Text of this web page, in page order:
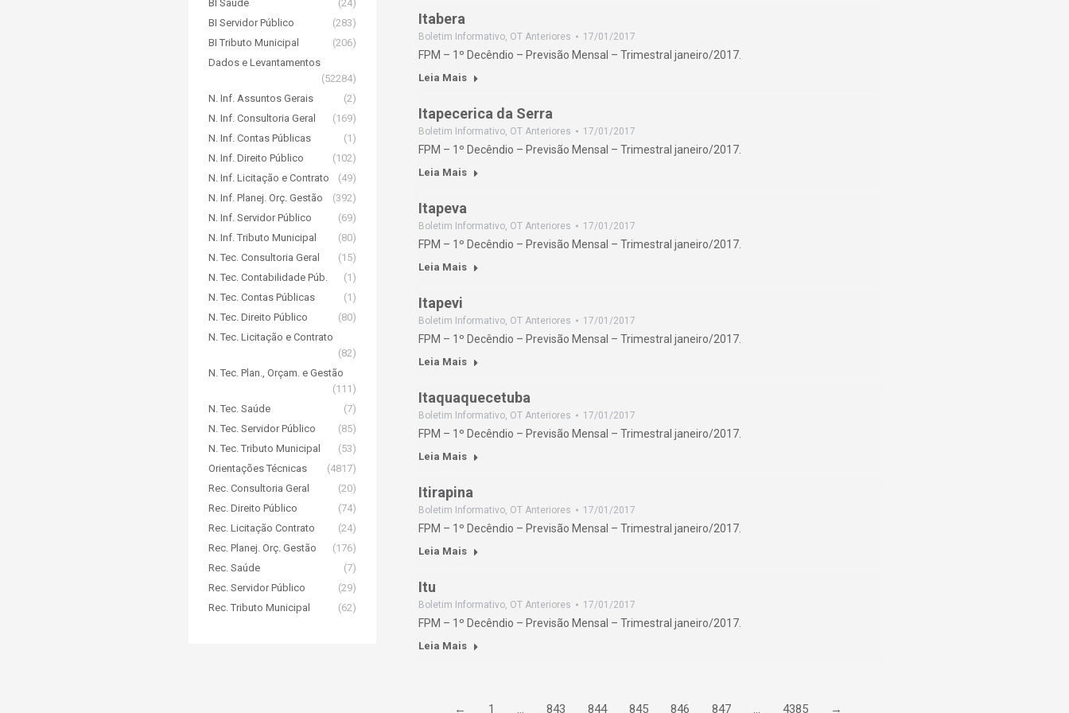
Itabera
Boletim Informativo, OT Anteriores 17/01/2017
FPM – 1º Decêndio – Previsão Mensal – Trimestral janeiro/2017.
Leia Mais
Itapecerica da Serra
Boletim Informativo, OT Anteriores 17/01/2017
FPM – 1º Decêndio – Previsão Mensal – Trimestral janeiro/2017.
Leia Mais
Itapeva
Boletim Informativo, OT Anteriores 17/01/2017
FPM – 1º Decêndio – Previsão Mensal – Trimestral janeiro/2017.
Leia Mais
Itapevi
Boletim Informativo, OT Anteriores 17/01/2017
FPM – 1º Decêndio – Previsão Mensal – Trimestral janeiro/2017.
Leia Mais
Itaquaquecetuba
Boletim Informativo, OT Anteriores 17/01/2017
FPM – 1º Decêndio – Previsão Mensal – Trimestral janeiro/2017.
Leia Mais
Itirapina
Boletim Informativo, OT Anteriores 17/01/2017
FPM – 1º Decêndio – Previsão Mensal – Trimestral janeiro/2017.
Leia Mais
Itu
Boletim Informativo, OT Anteriores 17/01/2017
FPM – 1º Decêndio – Previsão Mensal – Trimestral janeiro/2017.
Leia Mais
← 1 … 843 844 845 846 847 … 4385 →
BI Saúde
(24)
BI Servidor Público
(283)
BI Tributo Municipal
(206)
Dados e Levantamentos
(52284)
N. Inf. Assuntos Gerais
(2)
N. Inf. Consultoria Geral
(169)
N. Inf. Contas Públicas
(1)
N. Inf. Direito Público
(102)
N. Inf. Licitação e Contrato
(49)
N. Inf. Planej. Orç. Gestão
(392)
N. Inf. Servidor Público
(69)
N. Inf. Tributo Municipal
(80)
N. Tec. Consultoria Geral
(15)
N. Tec. Contabilidade Púb.
(1)
N. Tec. Contas Públicas
(1)
N. Tec. Direito Público
(80)
N. Tec. Licitação e Contrato
(82)
N. Tec. Plan., Orçam. e Gestão
(111)
N. Tec. Saúde
(7)
N. Tec. Servidor Público
(85)
N. Tec. Tributo Municipal
(53)
Orientações Técnicas
(4817)
Rec. Consultoria Geral
(20)
Rec. Direito Público
(74)
Rec. Licitação Contrato
(24)
Rec. Planej. Orç. Gestão
(176)
Rec. Saúde
(7)
Rec. Servidor Público
(29)
Rec. Tributo Municipal
(62)